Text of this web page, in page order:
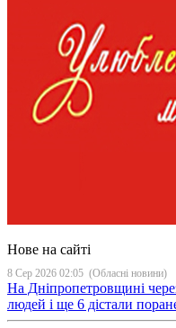
Нове на сайті
8 Сер 2026 02:05 (Обласні новини)
На Дніпропетровщині
людей і ще 6 дістали